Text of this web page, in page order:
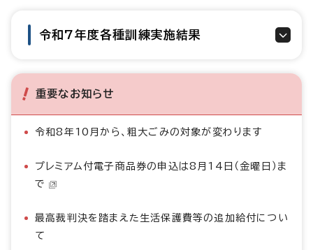
令和7年度各種訓練実施結果
重要なお知らせ
令和8年10月から、粗大ごみの対象が変わります
プレミアム付電子商品券の申込は8月14日（金曜日）ま
で
最高裁判決を踏まえた生活保護費等の追加給付につい
て